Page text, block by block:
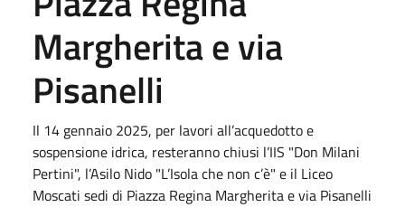
Margherita e via
Pisanelli
Il 14 gennaio 2025, per lavori all’acquedotto e
sospensione idrica, resteranno chiusi l’IIS "Don Milani
Pertini", l’Asilo Nido "L’Isola che non c’è" e il Liceo
Moscati sedi di Piazza Regina Margherita e via Pisanelli